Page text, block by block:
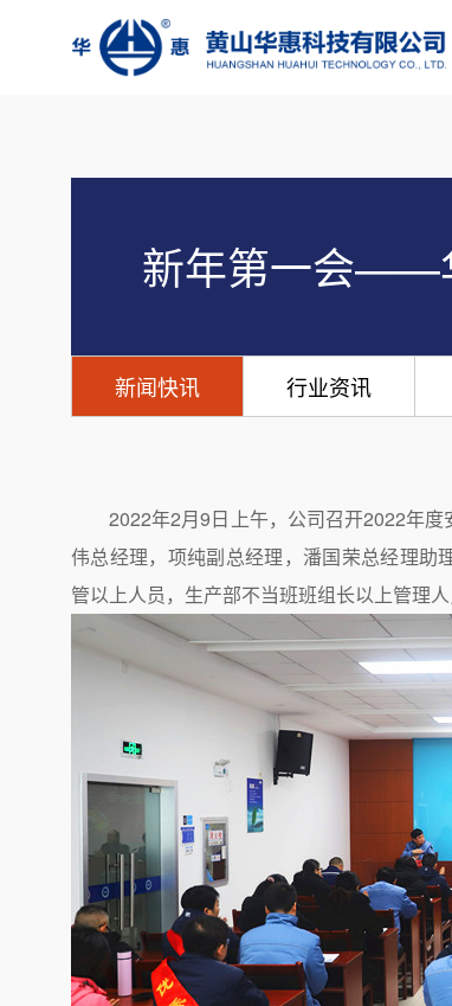
新年第一会——
新闻快讯 行业资讯
2022年2月9日上午，公司召开2022年
伟总经理，项纯副总经理，潘国荣总经理助
管以上人员，生产部不当班班组长以上管理